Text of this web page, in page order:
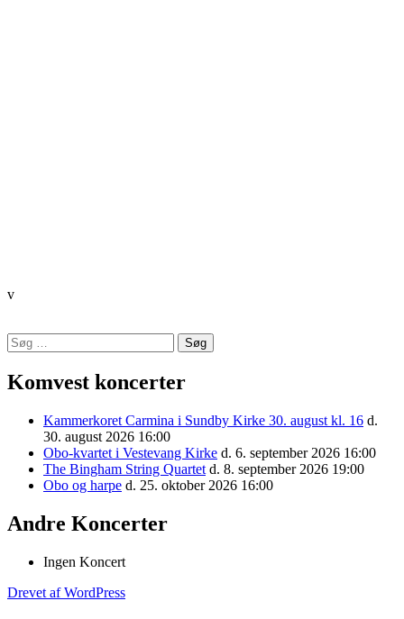
v
Indlægsnavigation
Komponistforening
Søg
efter:
Komvest koncerter
Kammerkoret Carmina i Sundby Kirke 30. august kl. 16 d.
30. august 2026 16:00
Obo-kvartet i Vestevang Kirke d. 6. september 2026 16:00
The Bingham String Quartet d. 8. september 2026 19:00
Obo og harpe d. 25. oktober 2026 16:00
Andre Koncerter
Ingen Koncert
Drevet af WordPress